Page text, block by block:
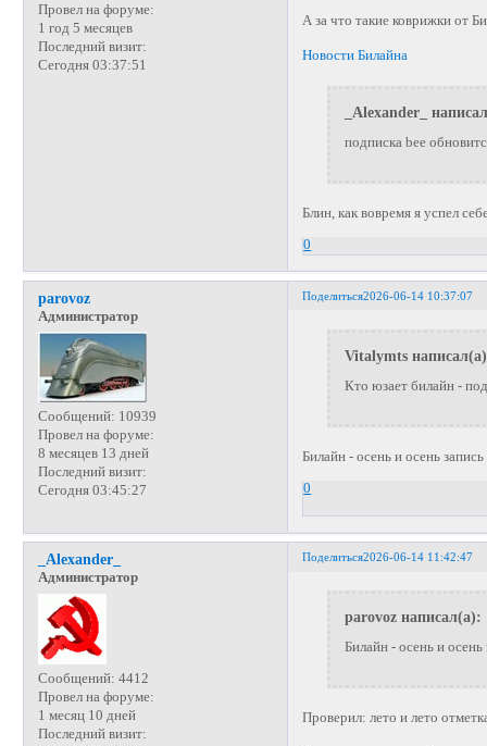
Провел на форуме:
1 год 5 месяцев
Последний визит:
Сегодня 03:37:51
А за что такие коврижки от
Новости Билайна
_Alexander_
подписка bee
Блин, как вовремя я успел
0
Поделиться2026-06-14 10:37:07
parovoz
Администратор
Сообщений: 10939
Провел на форуме:
8 месяцев 13 дней
Последний визит:
Сегодня 03:45:27
Vitalymts
Кто юзает билайн -
Билайн - осень и осень
0
Поделиться2026-06-14 11:42:47
_Alexander_
Администратор
Сообщений: 4412
Провел на форуме:
1 месяц 10 дней
Последний визит:
parovoz написал(а):
Билайн - осень и
Проверил: лето и лето